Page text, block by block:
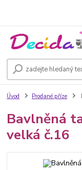
Úvod Prodané příze
Bavlněná
velká č.16